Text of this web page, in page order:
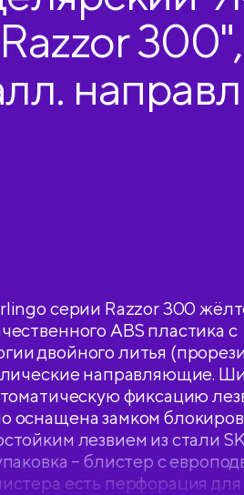
серии Razzor 300
ABS пластика с
двойного литья
направляющие.
фиксацию
оснащена замком
лезвием из стали
– блистер с
есть перфорация